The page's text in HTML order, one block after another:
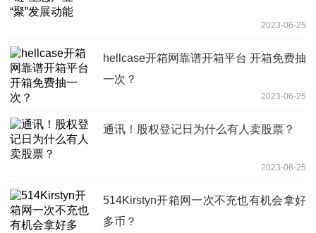
2023-06-25
hellcase开箱网靠谱开箱平台 开箱免费抽
一次？
2023-06-25
通讯！股权登记日为什么有人卖股票？
2023-06-25
514Kirstyn开箱网一次不充也有机会拿好
多币？